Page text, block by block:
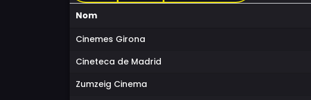
Nom
Cinemes Girona
Cineteca de Madrid
Zumzeig Cinema